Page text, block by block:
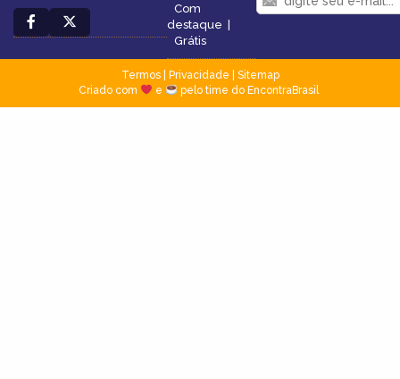
Com
destaque |
Grátis
Termos| Privacidade
Sitemap
Criado com
e pelo time do EncontraBrasil